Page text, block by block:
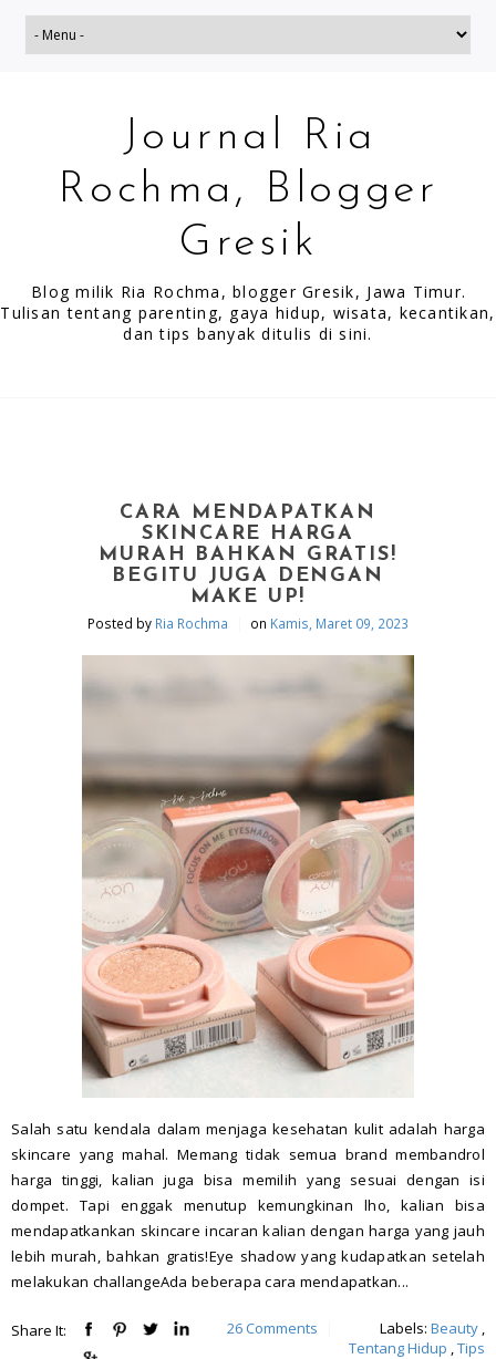
Journal Ria
Rochma, Blogger
Gresik
Blog milik Ria Rochma, blogger Gresik, Jawa Timur.
Tulisan tentang parenting, gaya hidup, wisata, kecantikan,
dan tips banyak ditulis di sini.
CARA MENDAPATKAN
SKINCARE HARGA
MURAH BAHKAN GRATIS!
BEGITU JUGA DENGAN
MAKE UP!
Posted by Ria Rochma on Kamis, Maret 09, 2023
Salah satu kendala dalam menjaga kesehatan kulit adalah harga
skincare yang mahal. Memang tidak semua brand membandrol
harga tinggi, kalian juga bisa memilih yang sesuai dengan isi
dompet. Tapi enggak menutup kemungkinan lho, kalian bisa
mendapatkankan skincare incaran kalian dengan harga yang jauh
lebih murah, bahkan gratis!Eye shadow yang kudapatkan setelah
melakukan challangeAda beberapa cara mendapatkan...
Share It: Labels: Beauty ,
Tentang Hidup ,Tips
26 Comments